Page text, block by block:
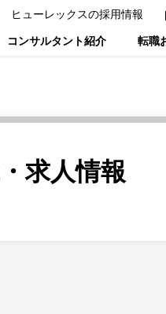
ヒューレックスの採用情報
コンサルタント紹介 転職
求人情報